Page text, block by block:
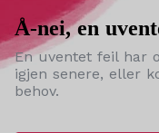
Å-nei, en
En uventet feil har
igjen senere, eller
behov.